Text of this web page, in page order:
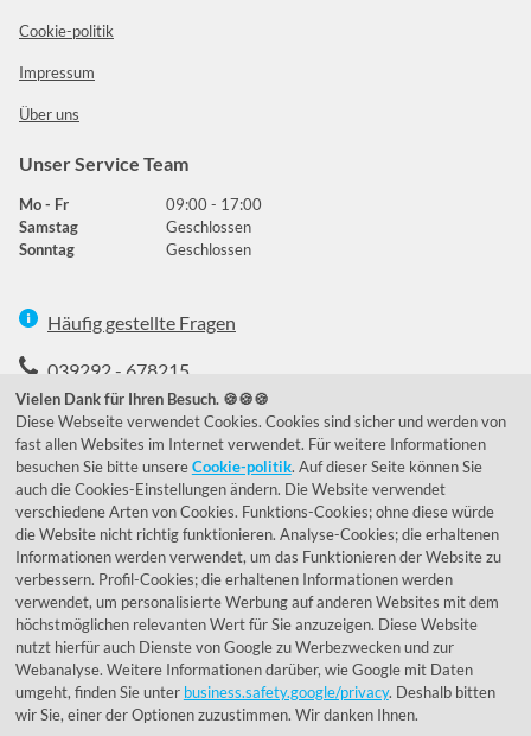
Cookie-politik
Impressum
Über uns
Unser Service Team
Mo - Fr
09:00 - 17:00
Samstag
Geschlossen
Sonntag
Geschlossen
Häufig gestellte Fragen
039292 - 678215
de@lumidora.com
FacebookInstagram
Kundenmeinungen
Exzellent - eKomi.de
Vielen Dank für Ihren Besuch. 🍪🍪🍪
Diese Webseite verwendet Cookies. Cookies sind sicher und werden von
fast allen Websites im Internet verwendet. Für weitere Informationen
besuchen Sie bitte unsereCookie-politik. Auf dieser Seite können Sie
auch die Cookies-Einstellungen ändern. Die Website verwendet
verschiedene Arten von Cookies. Funktions-Cookies; ohne diese würde
die Website nicht richtig funktionieren. Analyse-Cookies; die erhaltenen
Informationen werden verwendet, um das Funktionieren der Website zu
verbessern. Profil-Cookies; die erhaltenen Informationen werden
verwendet, um personalisierte Werbung auf anderen Websites mit dem
höchstmöglichen relevanten Wert für Sie anzuzeigen. Diese Website
nutzt hierfür auch Dienste von Google zu Werbezwecken und zur
Webanalyse. Weitere Informationen darüber, wie Google mit Daten
umgeht, finden Sie unter business.safety.google/privacy. Deshalb bitten
wir Sie, einer der Optionen zuzustimmen. Wir danken Ihnen.